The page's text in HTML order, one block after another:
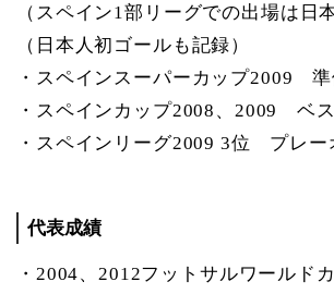
（スペイン1部リーグでの出場は日
（日本人初ゴールも記録）
・スペインスーパーカップ2009 準
・スペインカップ2008、2009 ベ
・スペインリーグ2009 3位 プレー
代表成績
・2004、2012フットサルワールド